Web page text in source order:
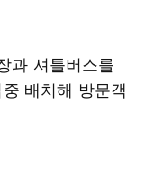
과 셔틀버스를
배치해 방문객